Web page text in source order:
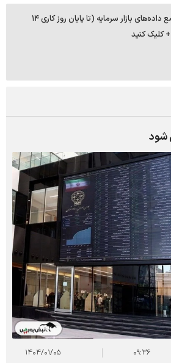
🔴 اکسل جامع داده‌های بازار سرمایه (تا پایان روز کاری ۱۴
شود
۰۹:۳۶ ۱۴۰۴/۰۱/۰۵